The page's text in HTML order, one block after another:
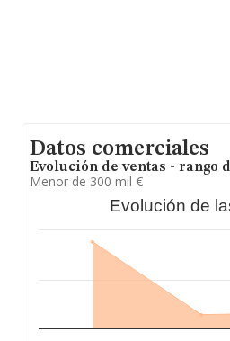
Datos comerciales
Evolución de ventas - rango
Menor de 300 mil €
Evolución de